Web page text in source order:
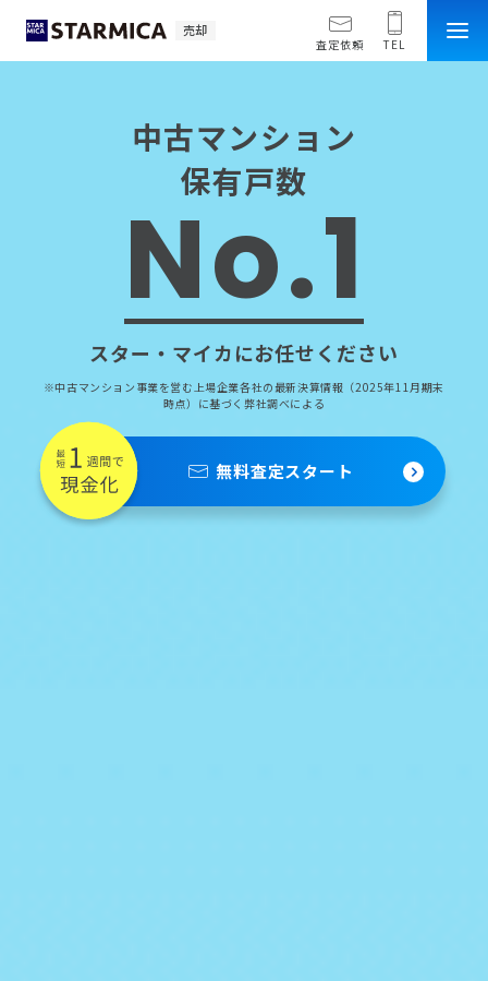
売却
査定依頼 TEL
中古マンション
保有戸数
No.1
スター・マイカにお任せください
※中古マンション事業を営む上場企業各社の最新決算情報（2025年11月期末
時点）に基づく弊社調べによる
無料査定スタート